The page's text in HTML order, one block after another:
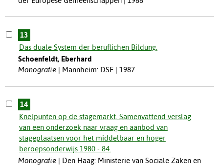
13
Das duale System der beruflichen Bildung.
Schoenfeldt, Eberhard
Monografie
Mannheim: DSE | 1987
14
Knelpunten op de stagemarkt. Samenvattend verslag
van een onderzoek naar vraag en aanbod van
stageplaatsen voor het middelbaar en hoger
beroepsonderwijs 1980 - 84.
Monografie
Den Haag: Ministerie van Sociale Zaken en